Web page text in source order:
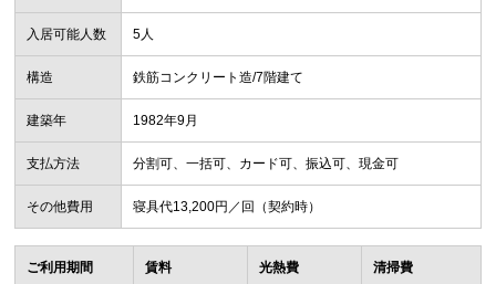
入居可能人数 5人
構造 鉄筋コンクリート造/7階建て
建築年 1982年9月
支払方法 分割可、一括可、カード可、振込可、現金可
その他費用 寝具代13,200円／回（契約時）
ご利用期間 賃料 光熱費 清掃費